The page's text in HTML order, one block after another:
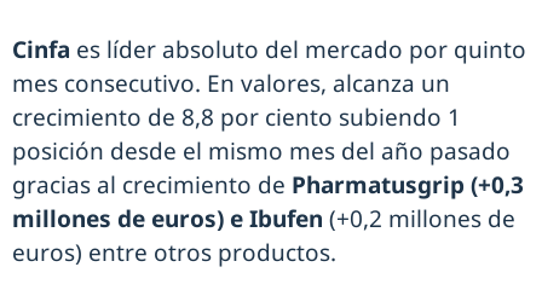
Cinfa es líder absoluto del mercado por quinto
mes consecutivo. En valores, alcanza un
crecimiento de 8,8 por ciento subiendo 1
posición desde el mismo mes del año pasado
gracias al crecimiento de Pharmatusgrip (+0,3
millones de euros) e Ibufen (+0,2 millones de
euros) entre otros productos.